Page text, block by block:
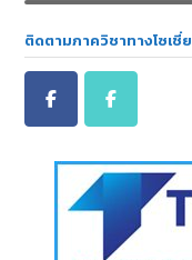
ติดตามภาควิชาทางโซเชี่